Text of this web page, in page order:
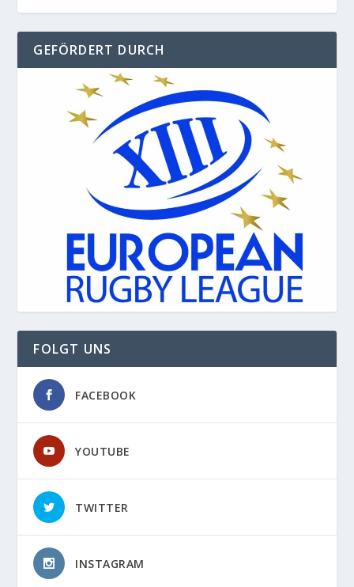
GEFÖRDERT DURCH
FOLGT UNS
FACEBOOK
YOUTUBE
TWITTER
INSTAGRAM